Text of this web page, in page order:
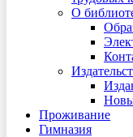
О
Проживание
Гимназия